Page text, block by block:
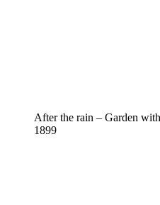
After the rain – Garden
1899